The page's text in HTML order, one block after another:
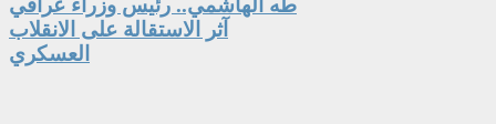
طه الهاشمي.. رئيس وزراء عراقي
آثر الاستقالة على الانقلاب
العسكري